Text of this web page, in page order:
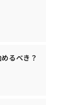
るべき？